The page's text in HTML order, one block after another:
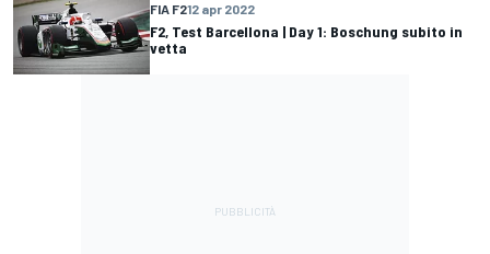
FIA F212 apr 2022
F2, Test Barcellona | Day 1: Boschung subito in
vetta